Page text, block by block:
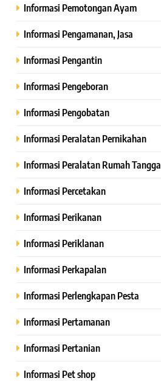
Informasi Pemotongan Ayam
Informasi Pengamanan, Jasa
Informasi Pengantin
Informasi Pengeboran
Informasi Pengobatan
Informasi Peralatan Pernikahan
Informasi Peralatan Rumah Tangga
Informasi Percetakan
Informasi Perikanan
Informasi Periklanan
Informasi Perkapalan
Informasi Perlengkapan Pesta
Informasi Pertamanan
Informasi Pertanian
Informasi Pet shop